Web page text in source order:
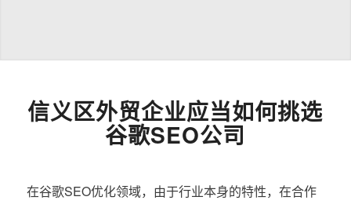
信义区外贸企业应当如何挑选
谷歌SEO公司
在谷歌SEO优化领域，由于行业本身的特性，在合作